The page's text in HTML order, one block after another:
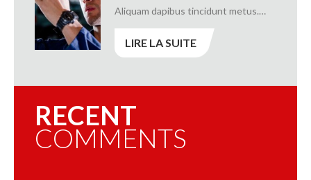
Aliquam dapibus tincidunt metus.…
LIRE LA SUITE
RECENT
COMMENTS